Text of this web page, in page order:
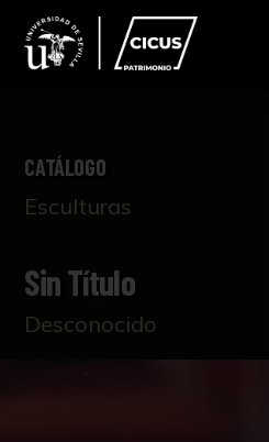
CATÁLOGO
Esculturas
Sin Título
Desconocido